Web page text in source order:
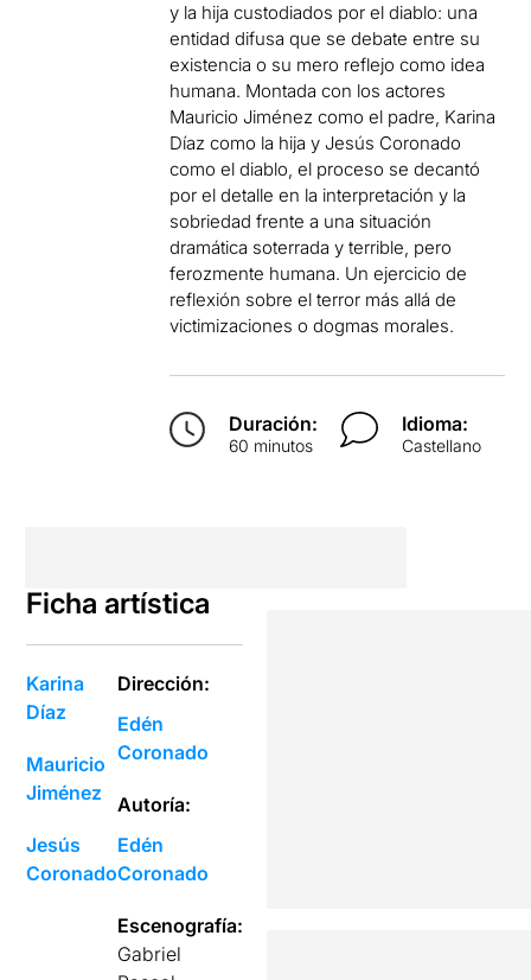
y la hija custodiados por el diablo: una
entidad difusa que se debate entre su
existencia o su mero reflejo como idea
humana. Montada con los actores
Mauricio Jiménez como el padre, Karina
Díaz como la hija y Jesús Coronado
como el diablo, el proceso se decantó
por el detalle en la interpretación y la
sobriedad frente a una situación
dramática soterrada y terrible, pero
ferozmente humana. Un ejercicio de
reflexión sobre el terror más allá de
victimizaciones o dogmas morales.
Duración:
60 minutos
Idioma:
Castellano
Ficha artística
Karina
Díaz
Mauricio
Jiménez
Jesús
Coronado
Dirección:
Edén
Coronado
Autoría:
Edén
Coronado
Escenografía:
Gabriel